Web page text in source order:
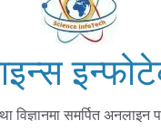
आयुर्वेद चिकित्सा प्रणालीको भूमिका
मुख्यमन्त्री शाह
विज्ञानमा समर्पित अनलाइन